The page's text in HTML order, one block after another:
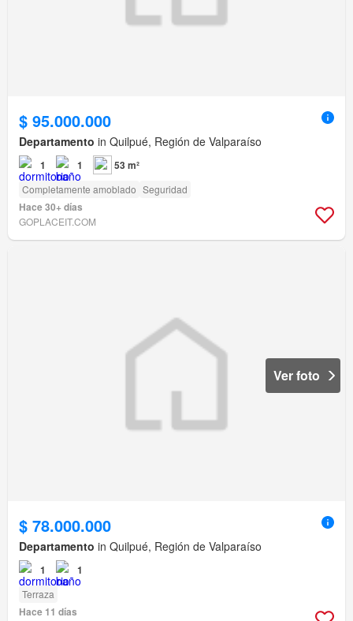
$ 95.000.000
Departamento in Quilpué, Región de Valparaíso
1 1 53 m²
Completamente amoblado Seguridad
Hace 30+ días
GOPLACEIT.COM
Ver foto
$ 78.000.000
Departamento in Quilpué, Región de Valparaíso
1 1
Terraza
Hace 11 días